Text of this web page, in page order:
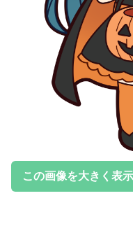
この画像を大きく表示